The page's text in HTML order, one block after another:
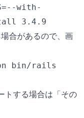
with-
3.4.9
合があるので、画
bin/rails
トする場合は「その